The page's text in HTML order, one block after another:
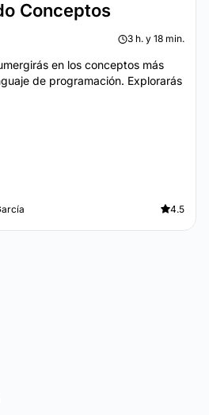
Conceptos
3 h. y 18 min.
en los conceptos más
de programación. Explorarás
4.5